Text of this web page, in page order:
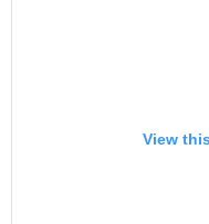
View